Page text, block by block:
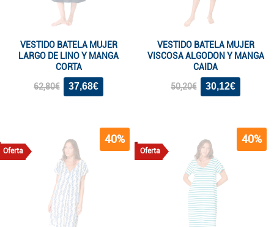
VESTIDO BATELA MUJER
LARGO DE LINO Y MANGA
CORTA
62,80€ 37,68€
VESTIDO BATELA MUJER
VISCOSA ALGODON Y MANGA
CAIDA
50,20€ 30,12€
Oferta
40%
Oferta
40%